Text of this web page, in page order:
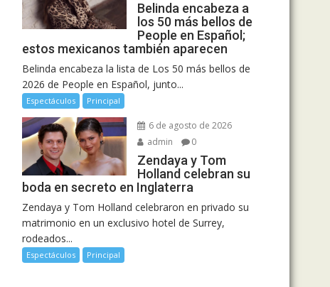
Belinda encabeza a
los 50 más bellos de
People en Español;
estos mexicanos también aparecen
Belinda encabeza la lista de Los 50 más bellos de
2026 de People en Español, junto...
Espectáculos Principal
6 de agosto de 2026
admin
0
Zendaya y Tom
Holland celebran su
boda en secreto en Inglaterra
Zendaya y Tom Holland celebraron en privado su
matrimonio en un exclusivo hotel de Surrey,
rodeados...
Espectáculos Principal